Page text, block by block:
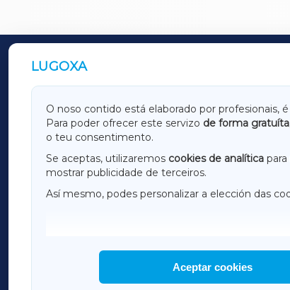
LUGOXA
O noso contido está elaborado por profesionais,
Para poder ofrecer este servizo de forma gratuíta
o teu consentimento.
Se aceptas, utilizaremos cookies de analítica
mostrar publicidade de terceiros.
Así mesmo, podes personalizar a elección das
Aceptar cookies
OUTROS PERIÓDICOS
GALICIAXA
AMARIÑAXA
OURENSEXA